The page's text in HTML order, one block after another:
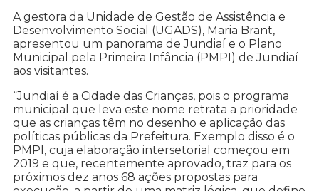
A gestora da Unidade de Gestão de Assistência e
Desenvolvimento Social (UGADS), Maria Brant,
apresentou um panorama de Jundiaí e o Plano
Municipal pela Primeira Infância (PMPI) de Jundiaí
aos visitantes.
“Jundiaí é a Cidade das Crianças, pois o programa
municipal que leva este nome retrata a prioridade
que as crianças têm no desenho e aplicação das
políticas públicas da Prefeitura. Exemplo disso é o
PMPI, cuja elaboração intersetorial começou em
2019 e que, recentemente aprovado, traz para os
próximos dez anos 68 ações propostas para